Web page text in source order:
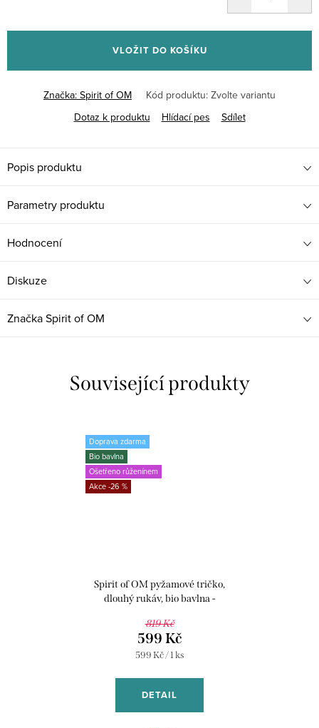
VLOŽIT DO KOŠÍKU
Značka: Spirit of OM Kód produktu: Zvolte variantu
Dotaz k produktu
Hlídací pes Sdílet
Popis produktu
Parametry produktu
Hodnocení
Diskuze
ZnačkaSpirit of OM
Související produkty
Doprava zdarma
Bio bavlna
Ošetřeno růženínem
-26 %
Spirit of OM pyžamové tričko,
dlouhý rukáv, bio bavlna -
819 Kč
599 Kč
Měrná
599 Kč / 1 ks
DETAIL